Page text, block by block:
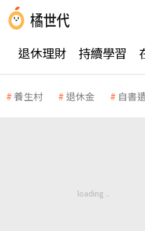
退休理財 持續學習
養生村 退休金 自書